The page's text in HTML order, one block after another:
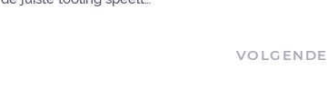
VOLGENDE